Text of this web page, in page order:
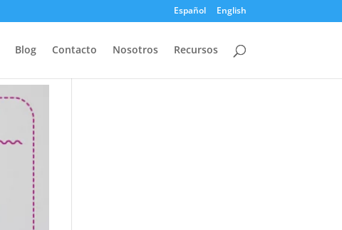
Español English
Blog Contacto Nosotros Recursos